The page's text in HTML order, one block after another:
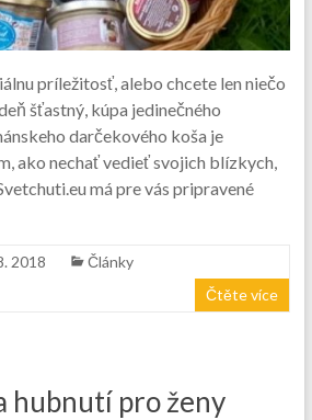
príležitosť, alebo chcete len niečo
šťastný, kúpa jedinečného
darčekového koša je
ako nechať vedieť svojich blízkych,
má pre vás pripravené
2018
Články
Čtěte více
hubnutí pro ženy